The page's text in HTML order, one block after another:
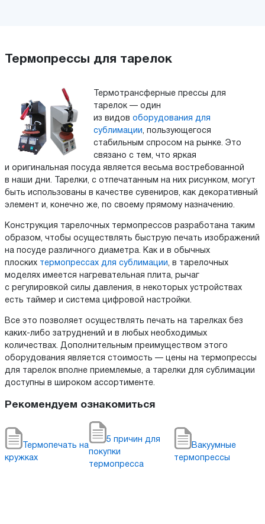
Термопрессы для тарелок
Термотрансферные прессы для
тарелок — один
из видов оборудования для
сублимации, пользующегося
стабильным спросом на рынке. Это
связано с тем, что яркая
и оригинальная посуда является весьма востребованной
в наши дни. Тарелки, с отпечатанным на них рисунком, могут
быть использованы в качестве сувениров, как декоративный
элемент и, конечно же, по своему прямому назначению.
Конструкция тарелочных термопрессов разработана таким
образом, чтобы осуществлять быструю печать изображений
на посуде различного диаметра. Как и в обычных
плоских термопрессах для сублимации, в тарелочных
моделях имеется нагревательная плита, рычаг
с регулировкой силы давления, в некоторых устройствах
есть таймер и система цифровой настройки.
Все это позволяет осуществлять печать на тарелках без
каких-либо затруднений и в любых необходимых
количествах. Дополнительным преимуществом этого
оборудования является стоимость — цены на термопрессы
для тарелок вполне приемлемые, а тарелки для сублимации
доступны в широком ассортименте.
Рекомендуем ознакомиться
Термопечать на
кружках
5 причин для
покупки
термопресса
Вакуумные
термопрессы